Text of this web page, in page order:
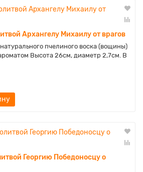
Архангелу Михаилу от врагов
пчелиного воска (вощины)
Высота 26см, диаметр 2,7см. В
Георгию Победоносцу о